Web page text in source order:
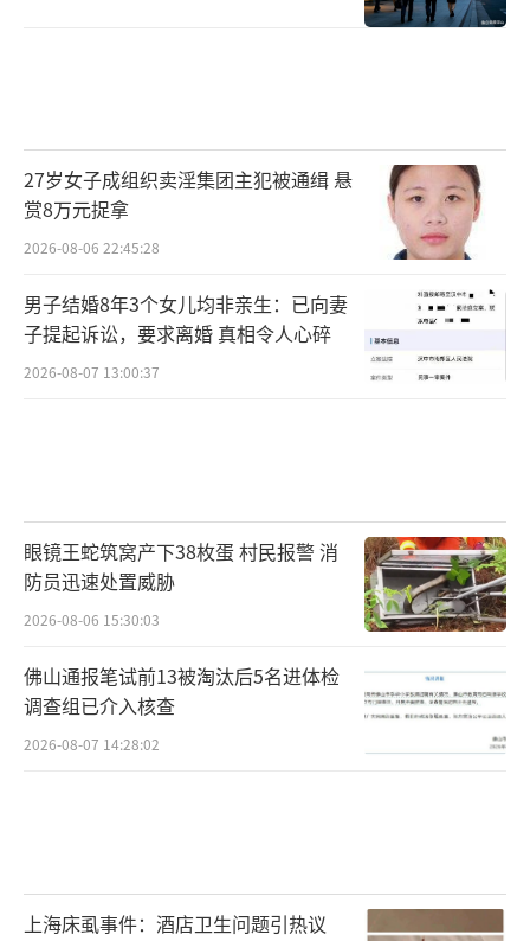
27岁女子成组织卖淫集团主犯被通缉 悬
赏8万元捉拿
2026-08-06 22:45:28
男子结婚8年3个女儿均非亲生：已向妻
子提起诉讼，要求离婚 真相令人心碎
2026-08-07 13:00:37
眼镜王蛇筑窝产下38枚蛋 村民报警 消
防员迅速处置威胁
2026-08-06 15:30:03
佛山通报笔试前13被淘汰后5名进体检
调查组已介入核查
2026-08-07 14:28:02
上海床虱事件：酒店卫生问题引热议